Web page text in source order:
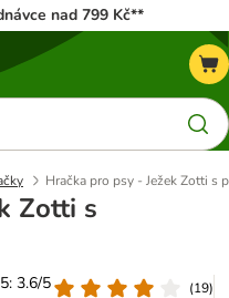
nad 799 Kč**
Hračka pro psy - Ježek Zotti s
Zotti s
3.6/5
(19)